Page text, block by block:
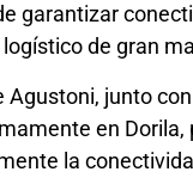
garantizar
de gran
Agustoni, junto
en Dorila,
la